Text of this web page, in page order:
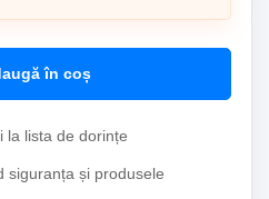
în coș
la lista de dorințe
siguranța și produsele